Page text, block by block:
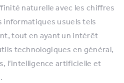
naturelle avec les chiffres
usuels tels
tout en ayant un intérêt
technologiques en général,
l’intelligence artificielle et